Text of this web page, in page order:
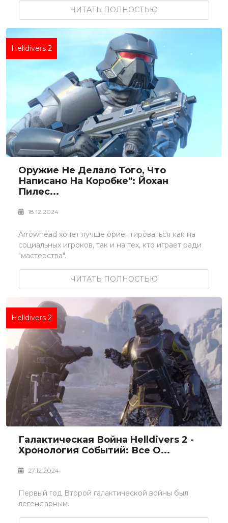
ЧИТАТЬ ПОЛНОСТЬЮ
Helldivers 2
Оружие Не Делало Того, Что
Написано На Коробке": Йохан
Пилес...
18.12.2024
Arrowhead хочет лучше ориентироваться как на
социальных игроков, так и на тех, кто играет ради
"мастерства".
ЧИТАТЬ ПОЛНОСТЬЮ
Helldivers 2
Галактическая Война Helldivers 2 -
Хронология Событий: Все О...
27.12.2024
Первый год Второй галактической войны был
легендарным.